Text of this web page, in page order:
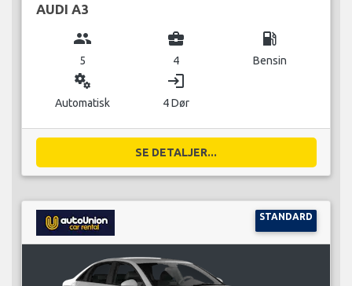
AUDI A3
group
5
business_center
4
local_gas_station
Bensin
miscellaneous_services
Automatisk
login
4 Dør
SE DETALJER...
STANDARD